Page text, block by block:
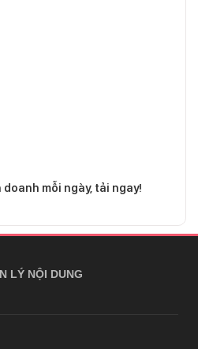
mỗi ngày, tải ngay!
LÝ NỘI DUNG